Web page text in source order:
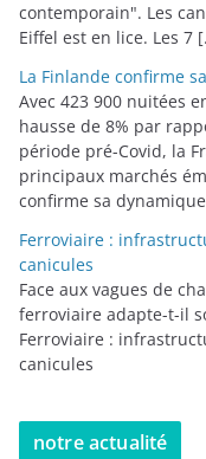
contemporain". Les
Eiffel est en lice. Les 7
La Finlande confirme
Avec 423 900 nuitées
hausse de 8% par
période pré-Covid, la
principaux marchés
confirme sa
Ferroviaire :
canicules
Face aux vagues de
ferroviaire adapte-t-il
Ferroviaire :
canicules
notre actualité